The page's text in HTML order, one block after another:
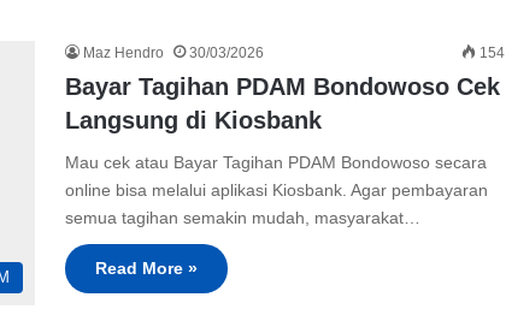
Maz Hendro 30/03/2026 154
Bayar Tagihan PDAM Bondowoso Cek
Langsung di Kiosbank
Mau cek atau Bayar Tagihan PDAM Bondowoso secara
online bisa melalui aplikasi Kiosbank. Agar pembayaran
semua tagihan semakin mudah, masyarakat…
Read More »